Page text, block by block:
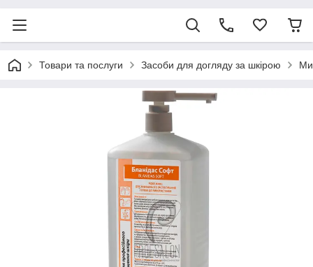
Товари та послуги Засоби для догляду за шкірою